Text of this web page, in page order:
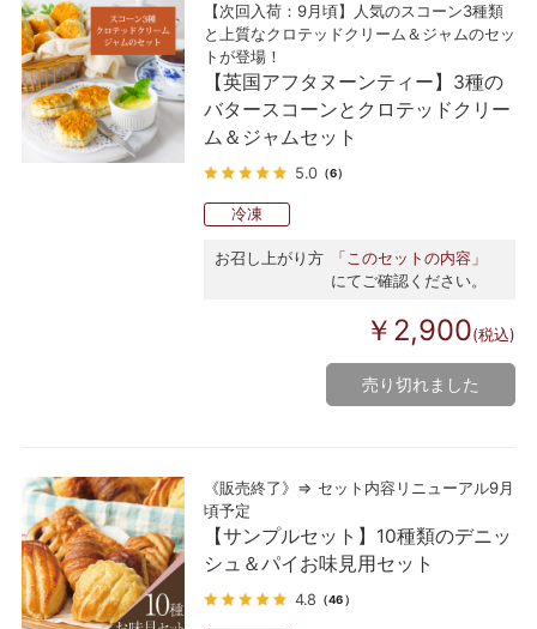
【次回入荷：9月頃】人気のスコーン3種類
と上質なクロテッドクリーム＆ジャムのセッ
トが登場！
【英国アフタヌーンティー】3種の
バタースコーンとクロテッドクリー
ム＆ジャムセット
5.0 （6）
冷凍
お召し上がり方
「このセットの内容」
にてご確認ください。
￥2,900(税込)
売り切れました
《販売終了》⇒ セット内容リニューアル9月
頃予定
【サンプルセット】10種類のデニッ
シュ＆パイお味見用セット
4.8 （46）